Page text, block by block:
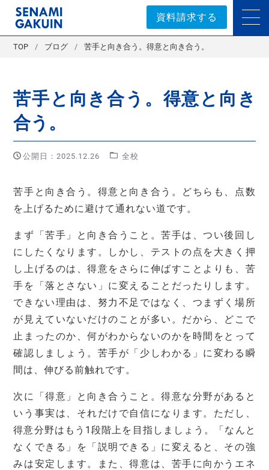
セナミ学院｜学習塾
資料請求する
TOP ブログ 苦手と向き合う。得意と向き合う。
苦手と向き合う。得意と向き
合う。
公開日：2025.12.26 全校
苦手と向き合う。得意と向き合う。どちらも、点数
を上げるために避けて通れない道です。
まず「苦手」と向き合うこと。苦手は、つい後回し
にしたくなります。しかし、テストの点を大きく押
し上げるのは、得意をさらに伸ばすことよりも、苦
手を「落とさない」に変えることだったりします。
できない理由は、努力不足ではなく、つまずく場所
が見えていないだけのことが多い。だから、どこで
止まったのか、何がわからないのかを時間をとって
確認しましょう。苦手が「少しわかる」に変わる瞬
間は、伸びる前触れです。
次に「得意」と向き合うこと。得意な分野があると
いう事実は、それだけで自信になります。ただし、
得意分野はもう1段階上を目指しましょう。「なんと
なくできる」を「説明できる」に変えると、その強
みは安定します。また、得意は、苦手に向かうエネ